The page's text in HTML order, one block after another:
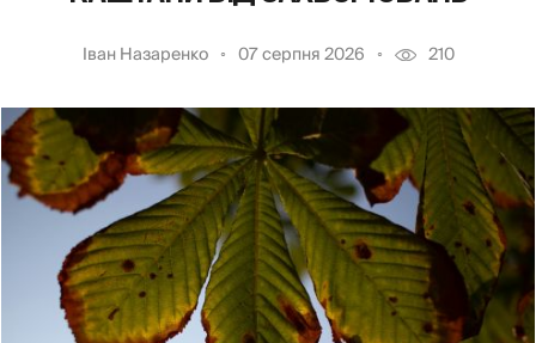
Іван Назаренко 07 серпня 2026 210